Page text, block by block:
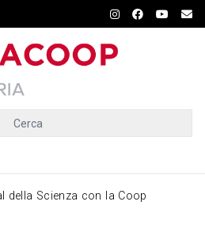
Cerca
della Scienza con la Coop